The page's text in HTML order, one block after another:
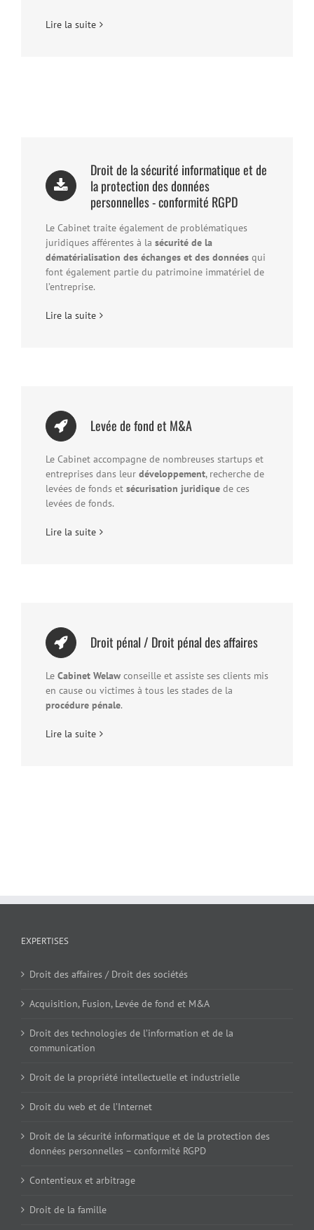
Lire la suite
Droit de la sécurité informatique et de
la protection des données
personnelles - conformité RGPD
Le Cabinet traite également de problématiques
juridiques afférentes à la sécurité de la
dématérialisation des échanges et des données qui
font également partie du patrimoine immatériel de
l’entreprise.
Lire la suite
Levée de fond et M&A
Le Cabinet accompagne de nombreuses startups et
entreprises dans leur développement, recherche de
levées de fonds et sécurisation juridique de ces
levées de fonds.
Lire la suite
Droit pénal / Droit pénal des affaires
Le Cabinet Welaw conseille et assiste ses clients mis
en cause ou victimes à tous les stades de la
procédure pénale.
Lire la suite
EXPERTISES
Droit des affaires / Droit des sociétés
Acquisition, Fusion, Levée de fond et M&A
Droit des technologies de l’information et de la
communication
Droit de la propriété intellectuelle et industrielle
Droit du web et de l’Internet
Droit de la sécurité informatique et de la protection des
données personnelles – conformité RGPD
Contentieux et arbitrage
Droit de la famille